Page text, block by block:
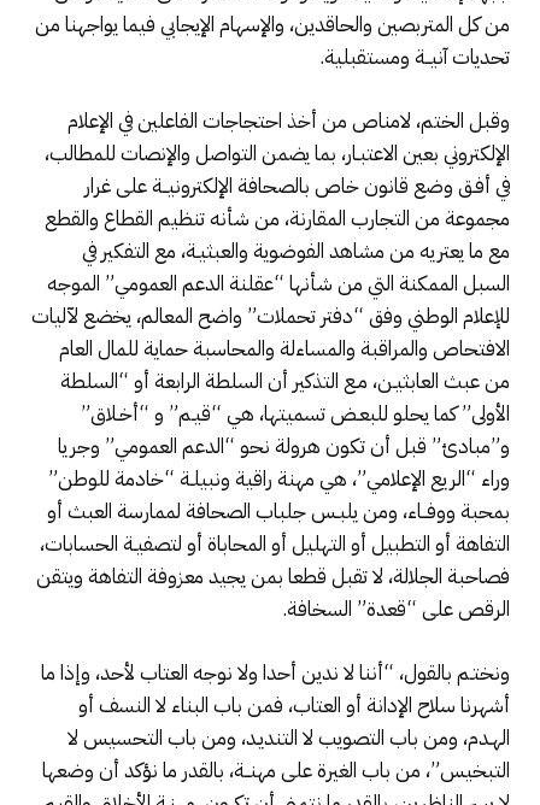
من كل المتربصين والحاقدين، والإسهام الإيجابي فيما يواجهنا من
تحديات آنيــة ومستقبلية.
وقبل الختم، لامناص من أخذ احتجاجات الفاعلين في الإعلام
الإلكتروني بعين الاعتبـار، بما يضمن التواصل والإنصات للمطالب،
في أفـق وضع قانون خاص بالصحافة الإلكترونيــة على غرار
مجموعة من التجارب المقارنة، من شأنه تنظيم القطاع والقطع
مع ما يعتريه من مشاهد الفوضوية والعبثيـة، مع التفكير في
السبل الممكنة التي من شأنها “عقلنة الدعم العمومي” الموجه
للإعلام الوطني وفق “دفتر تحملات” واضح المعالم، يخضع لآليات
الافتحاص والمراقبة والمساءلة والمحاسبة حماية للمال العام
من عبث العابثيـن، مـع التذكير أن السلطة الرابعة أو “السلطة
الأولى” كما يحلو للبعـض تسميتها، هي “قيـم” و “أخـلاق”
و”مبادئ” قبل أن تكون هرولة نحو “الدعم العمومي” وجريا
وراء “الريع الإعلامي”، هي مهنة راقية ونبيلـة “خادمة للوطن”
بمحبة ووفــاء، ومن يلبـس جلباب الصحافة لممارسة العبث أو
التفاهة أو التطبيل أو التهليل أو المحاباة أو لتصفيـة الحسابات،
فصاحبة الجلالة، لا تقبل قطعا بمن يجيد معزوفة التفاهة ويتقن
الرقص على “قعدة” السخافة.
ونختـم بالقول، “أننا لا ندين أحدا ولا نوجه العتاب لأحد، وإذا ما
أشهرنا سلاح الإدانة أو العتاب، فمن باب البناء لا النسف أو
الهـدم، ومن باب التصويب لا التنديـد، ومن باب التحسيس لا
التبخيس”، من باب الغيرة على مهنــة، بالقدر ما نؤكد أن وضعها